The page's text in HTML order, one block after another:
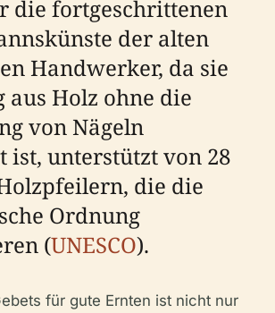
die fortgeschrittenen
der alten
Handwerker, da sie
Holz ohne die
von Nägeln
ist, unterstützt von 28
die die
Ordnung
(UNESCO).
für gute Ernten ist nicht nur